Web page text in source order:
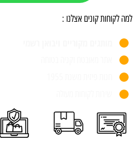
למה לקוחות קונים אצלנו :